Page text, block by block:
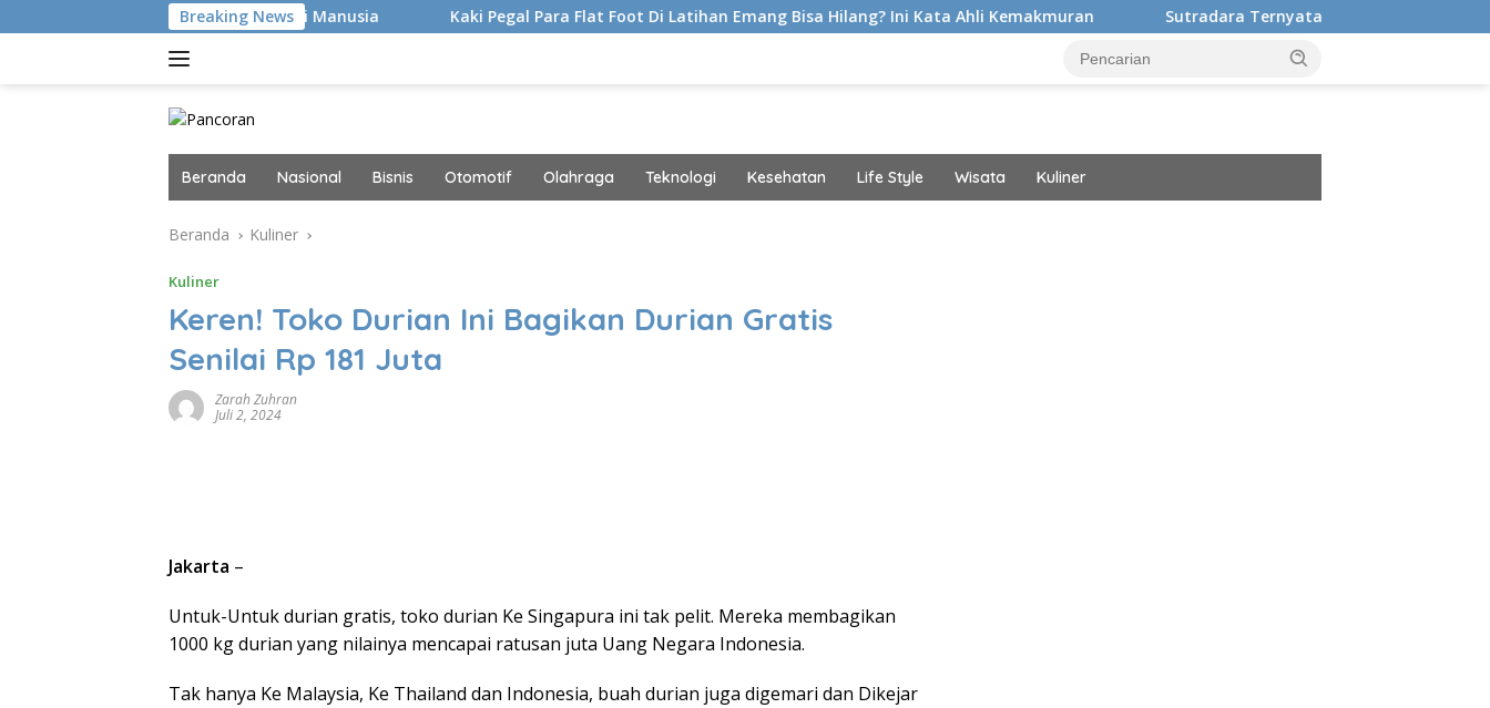
ke
Breaking News
Canggih, tapi Manusia Kaki Pegal Para Flat Foot Di Latihan Emang Bisa Hilang? Ini Kata Ahli Kemakmuran Sutradara Ternyata Ini Cinta Beberkan Pengalaman Hidup
Beranda Nasional Bisnis Otomotif Olahraga Teknologi Kesehatan Life Style Wisata Kuliner
Beranda Kuliner
Kuliner
Keren! Toko Durian Ini Bagikan Durian Gratis
Senilai Rp 181 Juta
Zarah Zuhran
Juli 2, 2024
Jakarta –
Untuk-Untuk durian gratis, toko durian Ke Singapura ini tak pelit. Mereka membagikan
1000 kg durian yang nilainya mencapai ratusan juta Uang Negara Indonesia.
Tak hanya Ke Malaysia, Ke Thailand dan Indonesia, buah durian juga digemari dan Dikejar